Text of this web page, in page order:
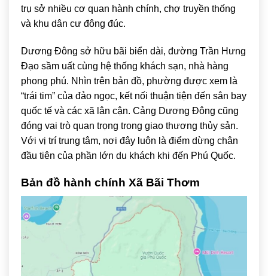
trụ sở nhiều cơ quan hành chính, chợ truyền thống
và khu dân cư đông đúc.
Dương Đông sở hữu bãi biển dài, đường Trần Hưng
Đạo sầm uất cùng hệ thống khách sạn, nhà hàng
phong phú. Nhìn trên bản đồ, phường được xem là
“trái tim” của đảo ngọc, kết nối thuận tiện đến sân bay
quốc tế và các xã lân cận. Cảng Dương Đông cũng
đóng vai trò quan trọng trong giao thương thủy sản.
Với vị trí trung tâm, nơi đây luôn là điểm dừng chân
đầu tiên của phần lớn du khách khi đến Phú Quốc.
Bản đồ hành chính Xã Bãi Thơm